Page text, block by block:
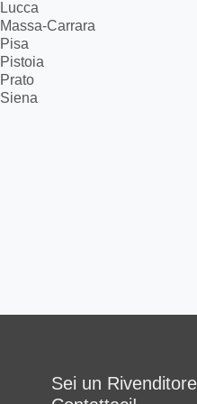
Lucca
Massa-Carrara
Pisa
Pistoia
Prato
Siena
Sei un